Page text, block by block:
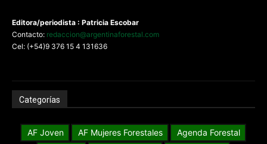
Editora/periodista : Patricia Escobar
Contacto: redaccion@argentinaforestal.com
Cel: (+54)9 376 15 4 131636
Categorías
AF Joven AF Mujeres Forestales
Agenda Forestal